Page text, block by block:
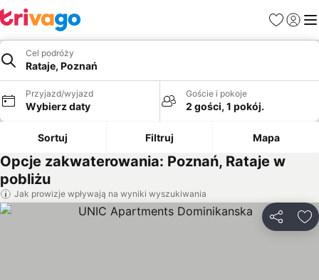
Ulubione
Cel podróży
Rataje, Poznań
Przyjazd/wyjazd
Wybierz daty
Goście i pokoje
2 gości, 1 pokój.
Sortuj Filtruj Mapa
Opcje zakwaterowania: Poznań, Rataje w
pobliżu
Jak prowizje wpływają na wyniki wyszukiwania